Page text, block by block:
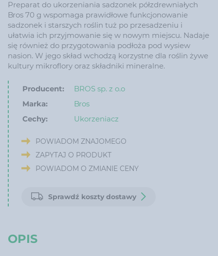
Preparat do ukorzeniania sadzonek półzdrewniałych
Bros 70 g wspomaga prawidłowe funkcjonowanie
sadzonek i starszych roślin tuż po przesadzeniu i
ułatwia ich przyjmowanie się w nowym miejscu. Nadaje
się również do przygotowania podłoża pod wysiew
nasion. W jego skład wchodzą korzystne dla roślin żywe
kultury mikroflory oraz składniki mineralne.
Producent:
BROS sp. z o.o
Marka:
Bros
Cechy:
Ukorzeniacz
POWIADOM ZNAJOMEGO
ZAPYTAJ O PRODUKT
POWIADOM O ZMIANIE CENY
Sprawdź koszty dostawy
OPIS